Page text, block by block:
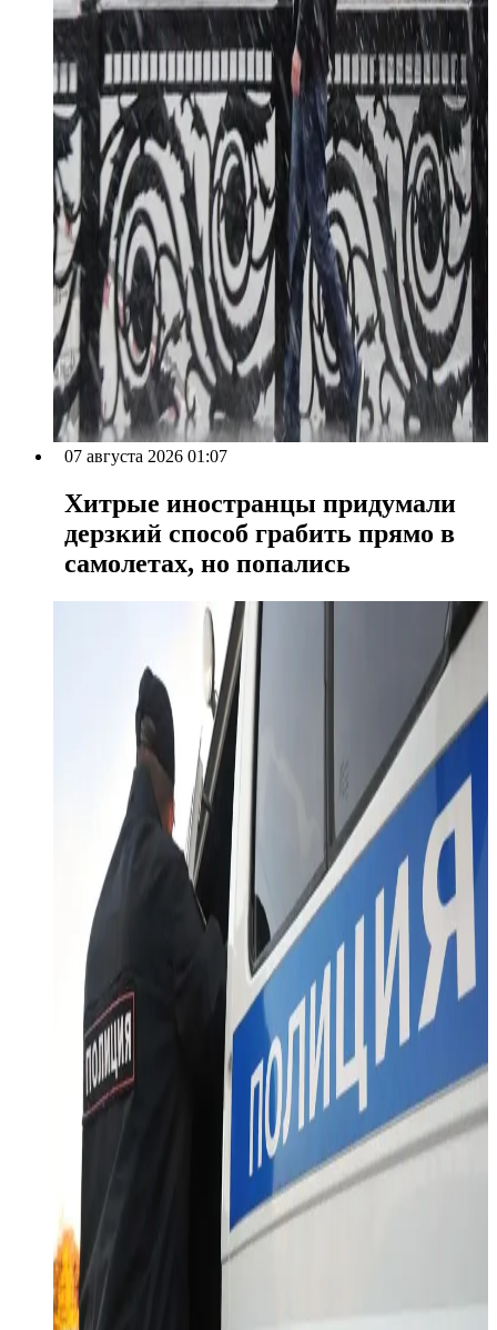
07 августа 2026 01:07
Хитрые иностранцы придумали
дерзкий способ грабить прямо в
самолетах, но попались